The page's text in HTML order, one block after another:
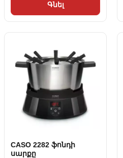
Գնել
CASO 2282 ֆոնդի
սարքը